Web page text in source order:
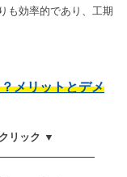
も効率的であり、工期
メリットとデメ
リック ▼